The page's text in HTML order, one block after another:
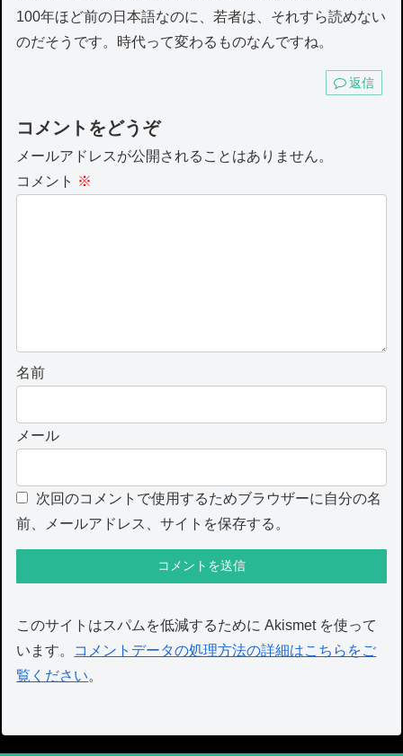
100年ほど前の日本語なのに、若者は、それすら読めない
のだそうです。時代って変わるものなんですね。
返信
コメントをどうぞ
メールアドレスが公開されることはありません。
コメント ※
名前
メール
次回のコメントで使用するためブラウザーに自分の名
前、メールアドレス、サイトを保存する。
このサイトはスパムを低減するために Akismet を使って
います。
コメントデータの処理方法の詳細はこちらをご
覧ください。